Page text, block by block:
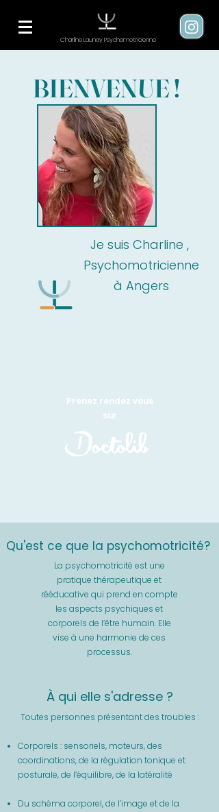
Charline Launay Psychomotricienne
BIENVENUE !
Je suis Charline ,
Psychomotricienne
à Angers
Prenez rendez vous
sur
La psychomotricité est une
pratique thérapeutique et
rééducative qui prend en compte
les aspects psychiques et
corporels de l’être humain. Elle
vise à une harmonie de ces
processus.
Qu'est ce que la psychomotricité?
À qui elle s'adresse ?
Toutes personnes présentant des troubles :
Corporels : sensoriels, moteurs, des
coordinations, de la régulation tonique et
posturale, de l’équilibre, de la latéralité
Du schéma corporel, de l’image et de la